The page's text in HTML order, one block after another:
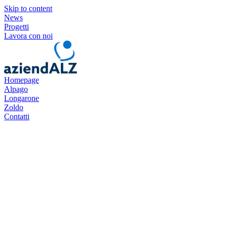
Skip to content
News
Progetti
Lavora con noi
Homepage
Alpago
Longarone
Zoldo
Contatti